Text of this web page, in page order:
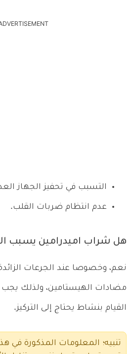
التسبب في تحفيز الجهاز
عدم انتظام ضربات القلب.
هل شراب اميدرامين يسبب
نعم، وخصوصا عند الجرعات
مضادات الهيستامين، ولذلك يجب
القيام بنشاط يحتاج إلى التركيز.
تنبيه؛ المعلومات المذكورة في